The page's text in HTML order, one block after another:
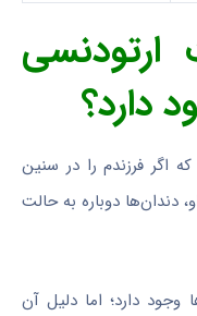
ارتودنسی
دارد؟
اگر فرزندم را در سنین
دندان‌ها دوباره به حالت
وجود دارد؛ اما دلیل آن